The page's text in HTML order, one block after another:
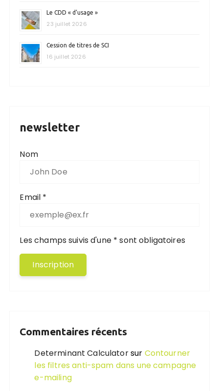
Le CDD « d’usage »
23 juillet 2026
Cession de titres de SCI
16 juillet 2026
newsletter
Nom
Email *
Les champs suivis d'une * sont obligatoires
Commentaires récents
Determinant Calculatorsur Contourner
les filtres anti-spam dans une campagne
e-mailing